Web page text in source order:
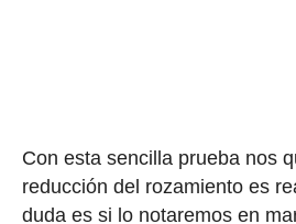
Con esta sencilla prueba nos
reducción del rozamiento es
duda es si lo notaremos en